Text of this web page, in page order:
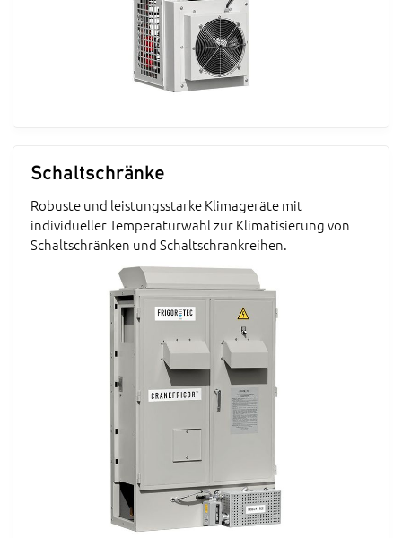
Schaltschränke
Robuste und leistungsstarke Klimageräte mit
individueller Temperaturwahl zur Klimatisierung von
Schaltschränken und Schaltschrankreihen.